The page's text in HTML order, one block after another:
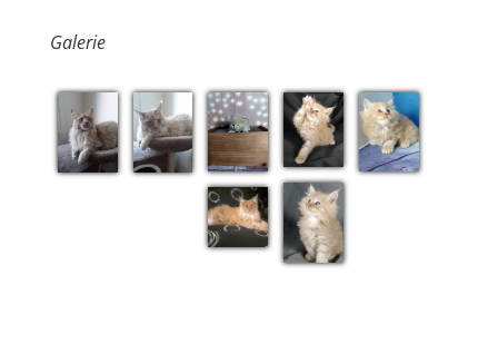
Galerie